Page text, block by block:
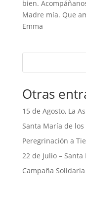
bien.
Madre mía. Que
Emma
Otras
15 de Agosto, La
Santa María de
Peregrinación a
22 de Julio –
Campaña